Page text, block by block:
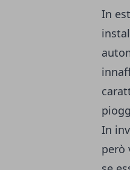
In
In
però